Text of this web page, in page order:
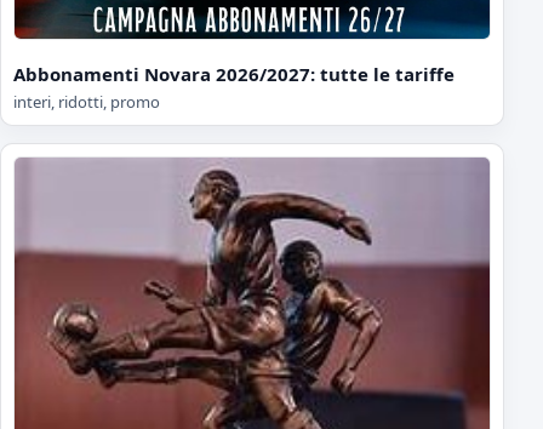
Abbonamenti Novara 2026/2027: tutte le tariffe
interi, ridotti, promo